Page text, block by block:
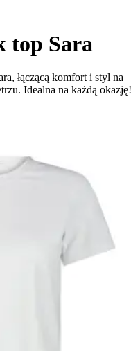
top Sara
łączącą komfort i styl na
Idealna na każdą okazję!